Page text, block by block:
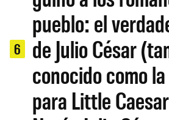
6
pueblo: el
de Julio César
conocido como
para Little